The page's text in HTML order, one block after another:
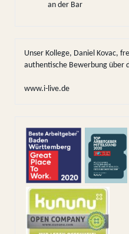
an der Bar
Unser Kollege, Daniel Kovac,
authentische Bewerbung über
www.i-live.de